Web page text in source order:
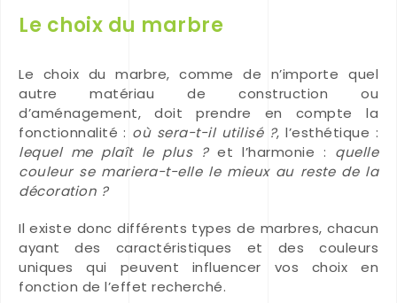
Le choix du marbre
Le choix du marbre, comme de n’importe quel
autre matériau de construction ou
d’aménagement, doit prendre en compte la
fonctionnalité : où sera-t-il utilisé ?, l’esthétique :
lequel me plaît le plus ?et l’harmonie : quelle
couleur se mariera-t-elle le mieux au reste de la
décoration ?
Il existe donc différents types de marbres, chacun
ayant des caractéristiques et des couleurs
uniques qui peuvent influencer vos choix en
fonction de l’effet recherché.